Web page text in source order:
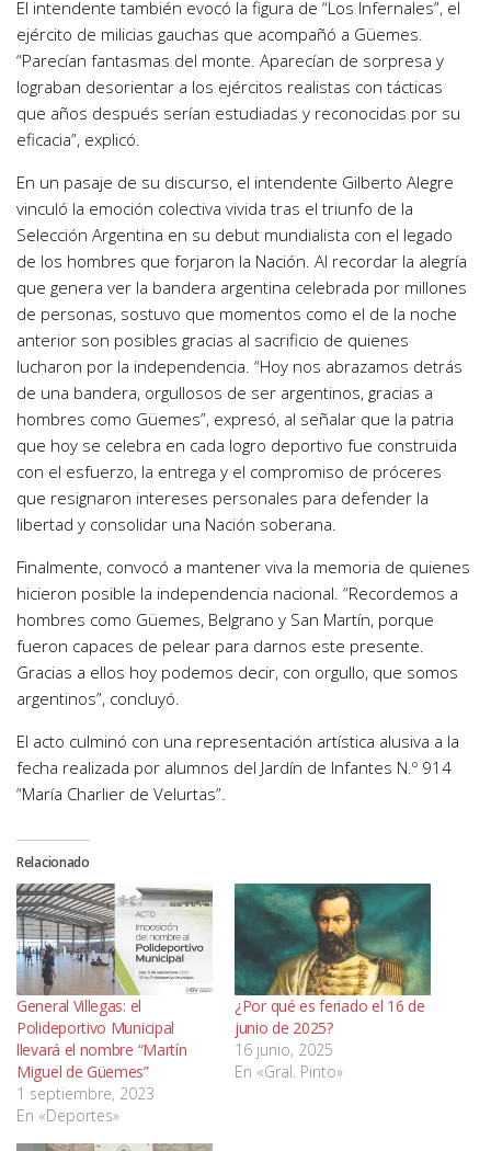
El intendente también evocó la figura de “Los Infernales”, el
ejército de milicias gauchas que acompañó a Güemes.
“Parecían fantasmas del monte. Aparecían de sorpresa y
lograban desorientar a los ejércitos realistas con tácticas
que años después serían estudiadas y reconocidas por su
eficacia”, explicó.
En un pasaje de su discurso, el intendente Gilberto Alegre
vinculó la emoción colectiva vivida tras el triunfo de la
Selección Argentina en su debut mundialista con el legado
de los hombres que forjaron la Nación. Al recordar la alegría
que genera ver la bandera argentina celebrada por millones
de personas, sostuvo que momentos como el de la noche
anterior son posibles gracias al sacrificio de quienes
lucharon por la independencia. “Hoy nos abrazamos detrás
de una bandera, orgullosos de ser argentinos, gracias a
hombres como Güemes”, expresó, al señalar que la patria
que hoy se celebra en cada logro deportivo fue construida
con el esfuerzo, la entrega y el compromiso de próceres
que resignaron intereses personales para defender la
libertad y consolidar una Nación soberana.
Finalmente, convocó a mantener viva la memoria de quienes
hicieron posible la independencia nacional. “Recordemos a
hombres como Güemes, Belgrano y San Martín, porque
fueron capaces de pelear para darnos este presente.
Gracias a ellos hoy podemos decir, con orgullo, que somos
argentinos”, concluyó.
El acto culminó con una representación artística alusiva a la
fecha realizada por alumnos del Jardín de Infantes N.º 914
“María Charlier de Velurtas”.
Relacionado
General Villegas: el
Polideportivo Municipal
llevará el nombre “Martín
Miguel de Güemes”
1 septiembre, 2023
En «Deportes»
¿Por qué es feriado el 16 de
junio de 2025?
16 junio, 2025
En «Gral. Pinto»